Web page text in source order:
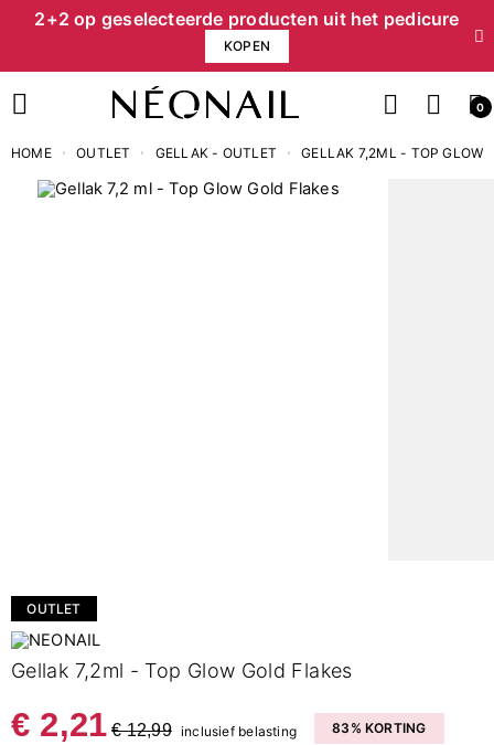
2+2 op geselecteerde producten uit het pedicure
KOPEN
0
HOME OUTLET GELLAK - OUTLET GELLAK 7,2ML - TOP GLOW
OUTLET
Gellak 7,2ml - Top Glow Gold Flakes
€ 2,21 € 12,99 inclusief belasting
83% KORTING